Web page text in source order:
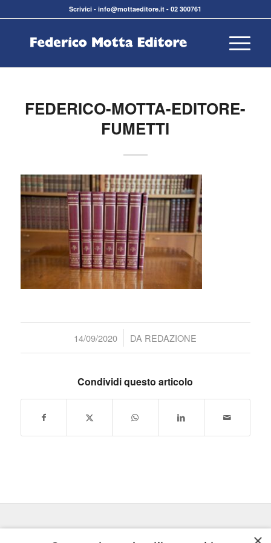
Scrivici -info@mottaeditore.it -02 300761
FEDERICO-MOTTA-EDITORE-
FUMETTI
14/09/2020
/ DA REDAZIONE
Condividi questo articolo